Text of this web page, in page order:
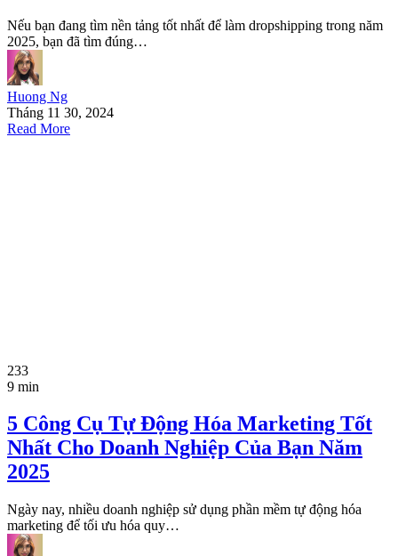
Nếu bạn đang tìm nền tảng tốt nhất để làm dropshipping trong năm
2025, bạn đã tìm đúng…
Huong Ng
Tháng 11 30, 2024
Read More
233
9 min
5 Công Cụ Tự Động Hóa Marketing Tốt
Nhất Cho Doanh Nghiệp Của Bạn Năm
2025
Ngày nay, nhiều doanh nghiệp sử dụng phần mềm tự động hóa
marketing để tối ưu hóa quy…